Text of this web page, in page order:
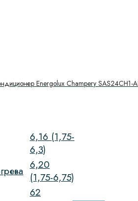
Energolux Champery SAS24CH1-
6,16 (1,75-
6,3)
6,20
(1,75-6,75)
62